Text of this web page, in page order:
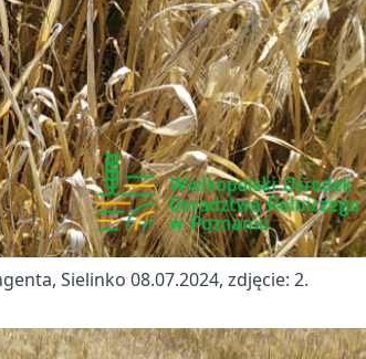
Sielinko 08.07.2024, zdjęcie: 2.